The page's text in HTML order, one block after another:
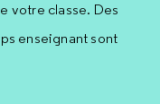
votre classe. Des
enseignant sont